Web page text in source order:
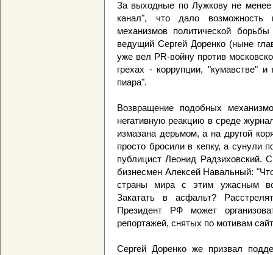
За выходные по Лужкову не
канал", что дало возможность
механизмов политической
ведущий Сергей Доренко (ныне
уже вел PR-войну против
грехах - коррупции, "кумавстве"
пиара".
Возвращение подобных
негативную реакцию в среде
измазана дерьмом, а на другой
просто бросили в кепку, а сунули
публицист Леонид Радзиховский.
бизнесмен Алексей Навальный:
страны мира с этим ужасным
Закатать в асфальт?
Президент РФ может
репортажей, снятых по мотивам
Сергей Доренко же призвал